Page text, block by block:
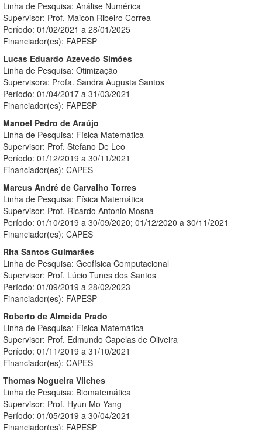
Linha de Pesquisa: Análise Numérica
Supervisor: Prof. Maicon Ribeiro Correa
Período: 01/02/2021 a 28/01/2025
Financiador(es): FAPESP
Lucas Eduardo Azevedo Simões
Linha de Pesquisa: Otimização
Supervisora: Profa. Sandra Augusta Santos
Período: 01/04/2017 a 31/03/2021
Financiador(es): FAPESP
Manoel Pedro de Araújo
Linha de Pesquisa: Física Matemática
Supervisor: Prof. Stefano De Leo
Período: 01/12/2019 a 30/11/2021
Financiador(es): CAPES
Marcus André de Carvalho Torres
Linha de Pesquisa: Física Matemática
Supervisor: Prof. Ricardo Antonio Mosna
Período: 01/10/2019 a 30/09/2020; 01/12/2020 a 30/11/2021
Financiador(es): CAPES
Rita Santos Guimarães
Linha de Pesquisa: Geofísica Computacional
Supervisor: Prof. Lúcio Tunes dos Santos
Período: 01/09/2019 a 28/02/2023
Financiador(es): FAPESP
Roberto de Almeida Prado
Linha de Pesquisa: Física Matemática
Supervisor: Prof. Edmundo Capelas de Oliveira
Período: 01/11/2019 a 31/10/2021
Financiador(es): CAPES
Thomas Nogueira Vilches
Linha de Pesquisa: Biomatemática
Supervisor: Prof. Hyun Mo Yang
Período: 01/05/2019 a 30/04/2021
Financiador(es): FAPESP